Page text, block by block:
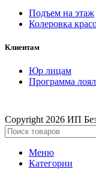
Подъем на этаж
Колеровка
Клиентам
Юр лицам
Программа
Copyright 2026 ИП
Меню
Категории